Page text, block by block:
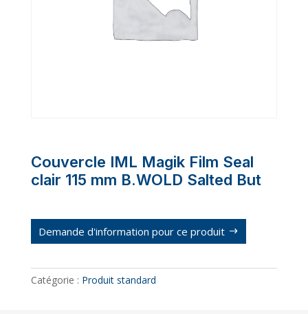
Couvercle IML Magik Film Seal
clair 115 mm B.WOLD Salted But
Demande d'information pour ce produit
Catégorie : Produit standard